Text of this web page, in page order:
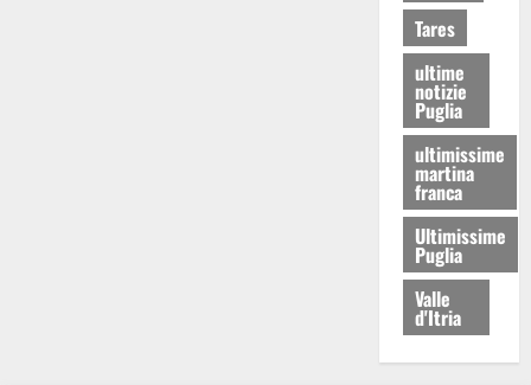
Tares
ultime
notizie
Puglia
ultimissime
martina
franca
Ultimissime
Puglia
Valle
d'Itria